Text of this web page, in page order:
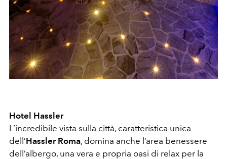
Hotel Hassler
L’incredibile vista sulla città, caratteristica unica
dell’Hassler Roma, domina anche l’area benessere
dell’albergo, una vera e propria oasi di relax per la